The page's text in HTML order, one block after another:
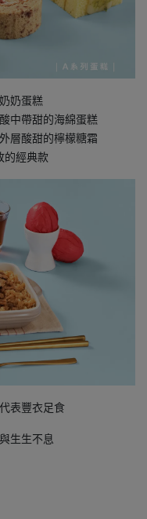
奶蛋糕
中帶甜的海綿蛋糕
層酸甜的檸檬糖霜
的經典款
表豐衣足食
生生不息